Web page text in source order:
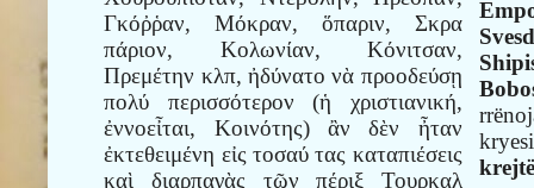
Γκόῤῥαν, Μόκραν, ὅπαριν, Σκρα
πάριον, Κολωνίαν, Κόνιτσαν,
Πρεμέτην κλπ, ἠδύνατο νὰ προοδεύσῃ
πολύ περισσότερον (ἡ χριστιανική,
ἐννοεἶται, Κοινότης) ἂν δὲν ἦταν
ἐκτεθειμένη εἰς τοσαύ τας καταπιέσεις
καὶ διαρπαγὰς τῶν πέριξ Τουρκαλ